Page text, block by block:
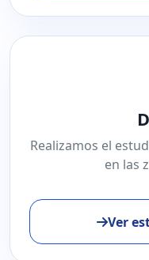
Realizamos el
en las
Ver